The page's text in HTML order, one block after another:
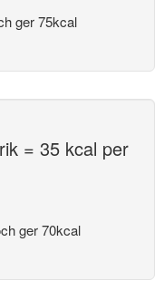
ger 75kcal
= 35 kcal per
ger 70kcal